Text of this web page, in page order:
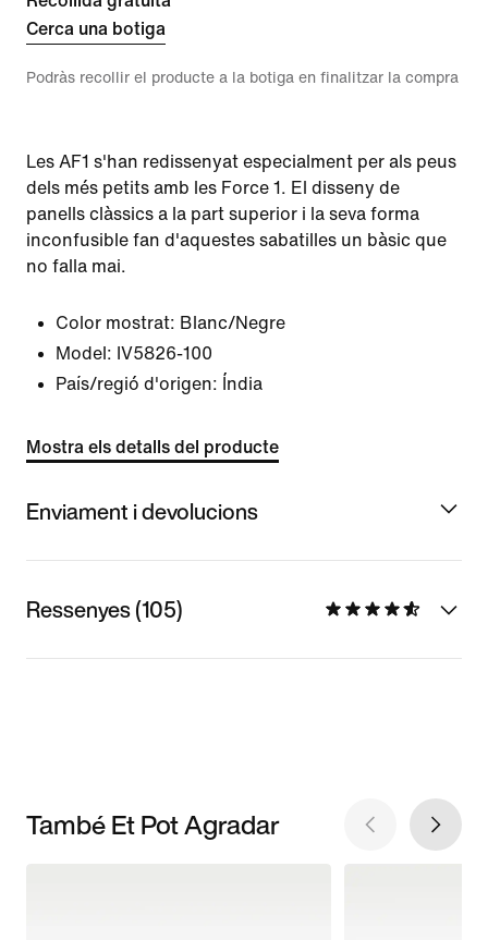
Cerca una botiga
Podràs recollir el producte a la botiga en finalitzar la compra
Les AF1 s'han redissenyat especialment per als peus
dels més petits amb les Force 1. El disseny de
panells clàssics a la part superior i la seva forma
inconfusible fan d'aquestes sabatilles un bàsic que
no falla mai.
Color mostrat: Blanc/Negre
Model: IV5826-100
País/regió d'origen: Índia
Mostra els detalls del producte
Enviament i devolucions
Ressenyes (105)
També Et Pot Agradar